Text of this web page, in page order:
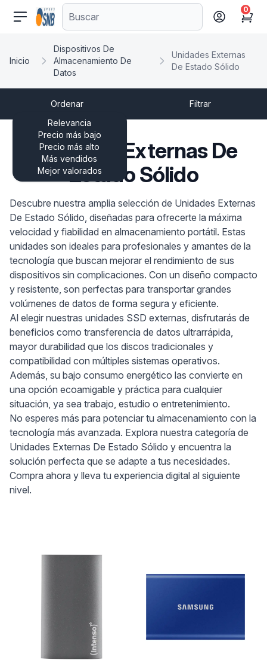
comercioseguro.es
Cart
0
Inicio
Dispositivos De
Almacenamiento De
Datos
Unidades Externas
De Estado Sólido
Ordenar
Relevancia
Precio más bajo
Precio más alto
Más vendidos
Mejor valorados
Filtrar
Unidades Externas De
Estado Sólido
Descubre nuestra amplia selección de Unidades Externas
De Estado Sólido, diseñadas para ofrecerte la máxima
velocidad y fiabilidad en almacenamiento portátil. Estas
unidades son ideales para profesionales y amantes de la
tecnología que buscan mejorar el rendimiento de sus
dispositivos sin complicaciones. Con un diseño compacto
y resistente, son perfectas para transportar grandes
volúmenes de datos de forma segura y eficiente.
Al elegir nuestras unidades SSD externas, disfrutarás de
beneficios como transferencia de datos ultrarrápida,
mayor durabilidad que los discos tradicionales y
compatibilidad con múltiples sistemas operativos.
Además, su bajo consumo energético las convierte en
una opción ecoamigable y práctica para cualquier
situación, ya sea trabajo, estudio o entretenimiento.
No esperes más para potenciar tu almacenamiento con la
tecnología más avanzada. Explora nuestra categoría de
Unidades Externas De Estado Sólido y encuentra la
solución perfecta que se adapte a tus necesidades.
Compra ahora y lleva tu experiencia digital al siguiente
nivel.